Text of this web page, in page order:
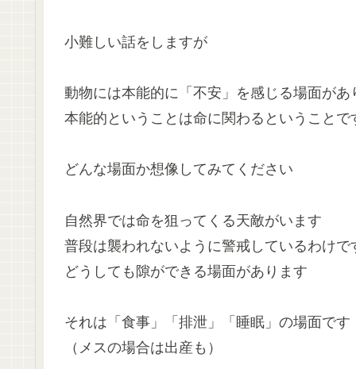
小難しい話をしますが
動物には本能的に「不安」を感じる場面があ
本能的ということは命に関わるということで
どんな場面か想像してみてください
自然界では命を狙ってくる天敵がいます
普段は襲われないように警戒しているわけで
どうしても隙ができる場面があります
それは「食事」「排泄」「睡眠」の場面です
（メスの場合は出産も）